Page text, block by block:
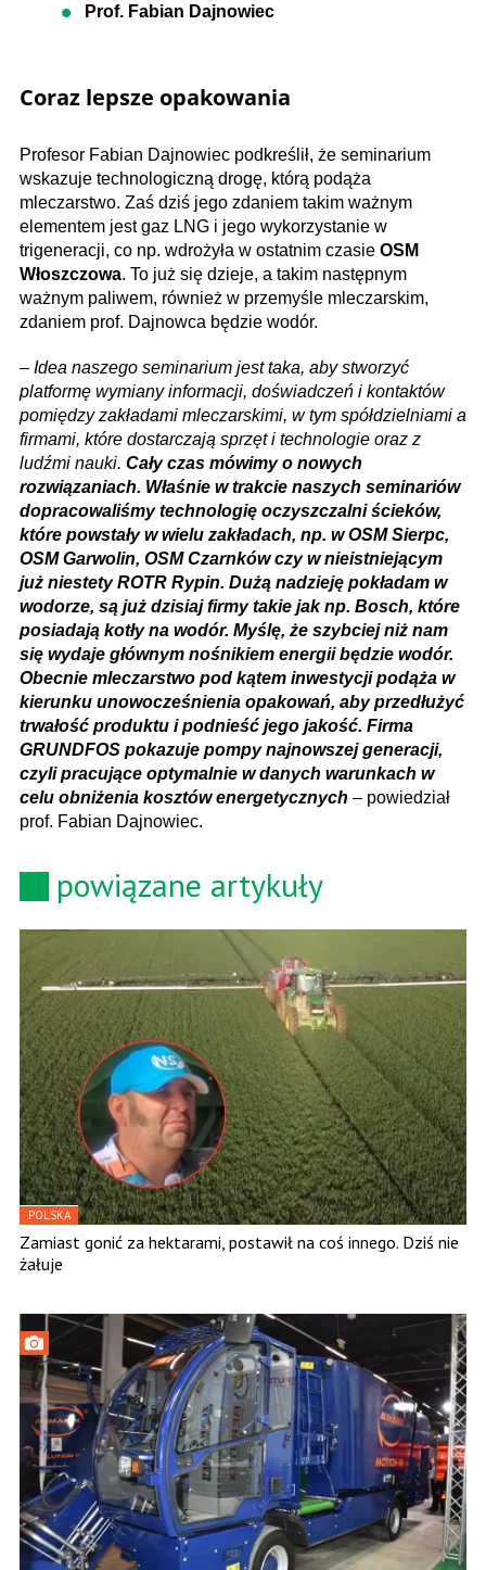
Prof. Fabian Dajnowiec
Coraz lepsze opakowania
Profesor Fabian Dajnowiec podkreślił, że seminarium
wskazuje technologiczną drogę, którą podąża
mleczarstwo. Zaś dziś jego zdaniem takim ważnym
elementem jest gaz LNG i jego wykorzystanie w
trigeneracji, co np. wdrożyła w ostatnim czasie OSM
Włoszczowa. To już się dzieje, a takim następnym
ważnym paliwem, również w przemyśle mleczarskim,
zdaniem prof. Dajnowca będzie wodór.
– Idea naszego seminarium jest taka, aby stworzyć
platformę wymiany informacji, doświadczeń i kontaktów
pomiędzy zakładami mleczarskimi, w tym spółdzielniami a
firmami, które dostarczają sprzęt i technologie oraz z
ludźmi nauki. Cały czas mówimy o nowych
rozwiązaniach. Właśnie w trakcie naszych seminariów
dopracowaliśmy technologię oczyszczalni ścieków,
które powstały w wielu zakładach, np. w OSM Sierpc,
OSM Garwolin, OSM Czarnków czy w nieistniejącym
już niestety ROTR Rypin. Dużą nadzieję pokładam w
wodorze, są już dzisiaj firmy takie jak np. Bosch, które
posiadają kotły na wodór. Myślę, że szybciej niż nam
się wydaje głównym nośnikiem energii będzie wodór.
Obecnie mleczarstwo pod kątem inwestycji podąża w
kierunku unowocześnienia opakowań, aby przedłużyć
trwałość produktu i podnieść jego jakość. Firma
GRUNDFOS pokazuje pompy najnowszej generacji,
czyli pracujące optymalnie w danych warunkach w
celu obniżenia kosztów energetycznych – powiedział
prof. Fabian Dajnowiec.
powiązane artykuły
POLSKA
Zamiast gonić za hektarami, postawił na coś innego. Dziś nie
żałuje